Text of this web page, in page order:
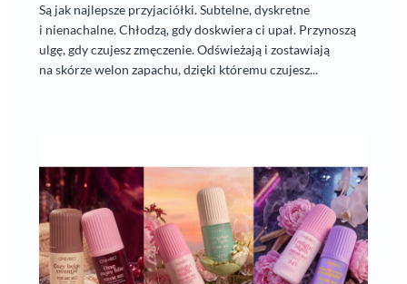
Są jak najlepsze przyjaciółki. Subtelne, dyskretne
i nienachalne. Chłodzą, gdy doskwiera ci upał. Przynoszą
ulgę, gdy czujesz zmęczenie. Odświeżają i zostawiają
na skórze welon zapachu, dzięki któremu czujesz...